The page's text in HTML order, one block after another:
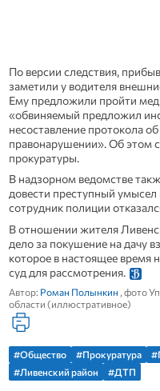
По версии следствия,
заметили у водителя
Ему предложили пройти
«обвиняемый предложил
несоставление протокола
правонарушении». Об этом
прокуратуры.
В надзорном ведомстве
довести преступный умысел
сотрудник полиции
В отношении жителя
дело за покушение на дачу
которое в настоящее время
суд для рассмотрения.
Автор: Роман Полынкин , фото
области (иллюстративное)
#Общество #Прокуратура
#Ливенский район
#ДТП